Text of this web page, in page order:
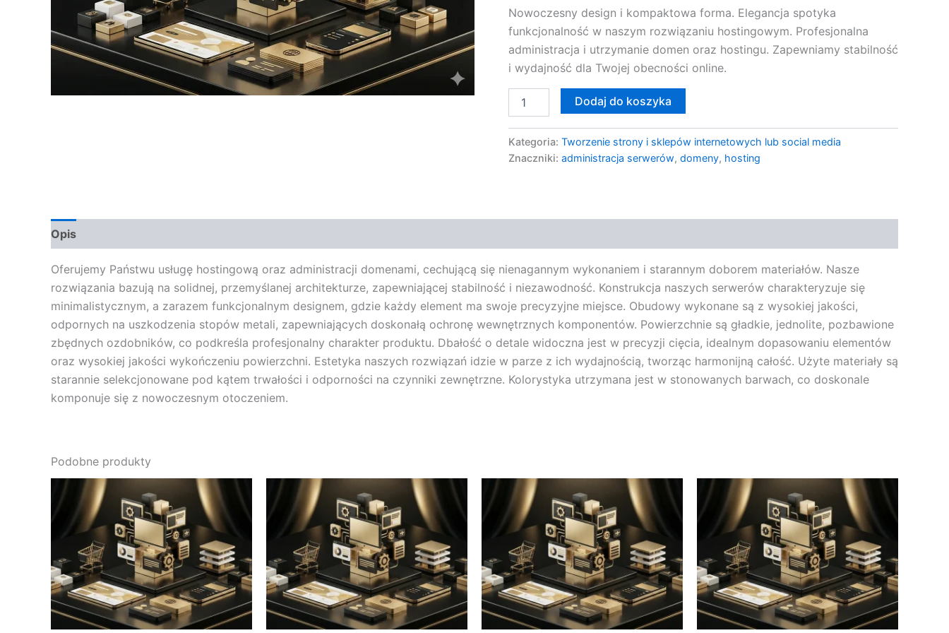
Nowoczesny design i kompaktowa forma. Elegancja spotyka
funkcjonalność w naszym rozwiązaniu hostingowym. Profesjonalna
administracja i utrzymanie domen oraz hostingu. Zapewniamy stabilność
i wydajność dla Twojej obecności online.
Dodaj do koszyka
Kategoria: Tworzenie strony i sklepów internetowych lub social media
Znaczniki: administracja serwerów, domeny, hosting
Opis
Oferujemy Państwu usługę hostingową oraz administracji domenami, cechującą się nienagannym wykonaniem i starannym doborem materiałów. Nasze
rozwiązania bazują na solidnej, przemyślanej architekturze, zapewniającej stabilność i niezawodność. Konstrukcja naszych serwerów charakteryzuje się
minimalistycznym, a zarazem funkcjonalnym designem, gdzie każdy element ma swoje precyzyjne miejsce. Obudowy wykonane są z wysokiej jakości,
odpornych na uszkodzenia stopów metali, zapewniających doskonałą ochronę wewnętrznych komponentów. Powierzchnie są gładkie, jednolite, pozbawione
zbędnych ozdobników, co podkreśla profesjonalny charakter produktu. Dbałość o detale widoczna jest w precyzji cięcia, idealnym dopasowaniu elementów
oraz wysokiej jakości wykończeniu powierzchni. Estetyka naszych rozwiązań idzie w parze z ich wydajnością, tworząc harmonijną całość. Użyte materiały są
starannie selekcjonowane pod kątem trwałości i odporności na czynniki zewnętrzne. Kolorystyka utrzymana jest w stonowanych barwach, co doskonale
komponuje się z nowoczesnym otoczeniem.
Podobne produkty